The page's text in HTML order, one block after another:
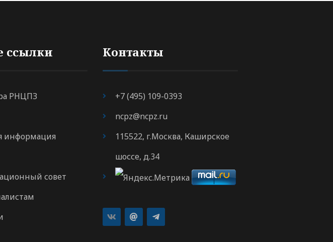
ссылки
РНЦПЗ
информация
совет
Контакты
+7 (495) 109-0393
ncpz@ncpz.ru
115522, г.Москва, Каширское
шоссе, д.34